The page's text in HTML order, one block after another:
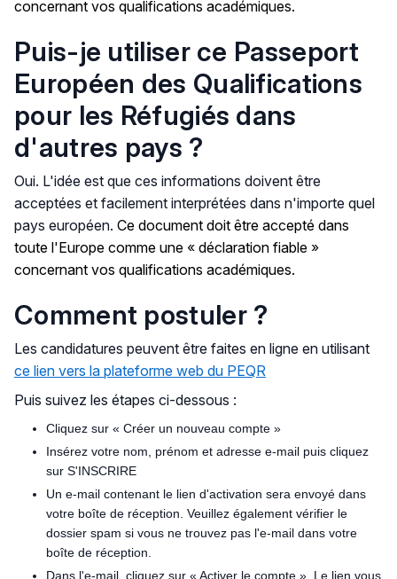
concernant vos qualifications académiques.
Puis-je utiliser ce Passeport
Européen des Qualifications
pour les Réfugiés dans
d'autres pays ?
Oui. L'idée est que ces informations doivent être
acceptées et facilement interprétées dans n'importe quel
pays européen. Ce document doit être accepté dans
toute l'Europe comme une « déclaration fiable »
concernant vos qualifications académiques.
Comment postuler ?
Les candidatures peuvent être faites en ligne en utilisant
ce lien vers la plateforme web du PEQR
Puis suivez les étapes ci-dessous :
Cliquez sur « Créer un nouveau compte »
Insérez votre nom, prénom et adresse e-mail puis cliquez
sur S'INSCRIRE
Un e-mail contenant le lien d'activation sera envoyé dans
votre boîte de réception. Veuillez également vérifier le
dossier spam si vous ne trouvez pas l'e-mail dans votre
boîte de réception.
Dans l'e-mail, cliquez sur « Activer le compte ». Le lien vous